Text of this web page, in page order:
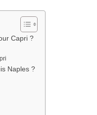
Capri ?
Naples ?